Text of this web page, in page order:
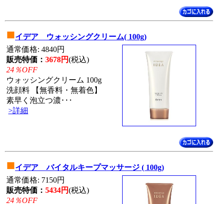
■イデア ウォッシングクリーム( 100g)
通常価格: 4840円
販売特価： 3678円(税込)
24％OFF
ウォッシングクリーム 100g
洗顔料 【無香料・無着色】
素早く泡立つ濃･･･
>詳細
■イデア バイタルキープマッサージ ( 100g)
通常価格: 7150円
販売特価： 5434円(税込)
24％OFF